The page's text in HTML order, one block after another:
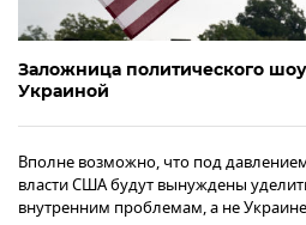
Заложница политического
Украиной
Вполне возможно, что под
власти США будут вынуждены
внутренним проблемам, а не